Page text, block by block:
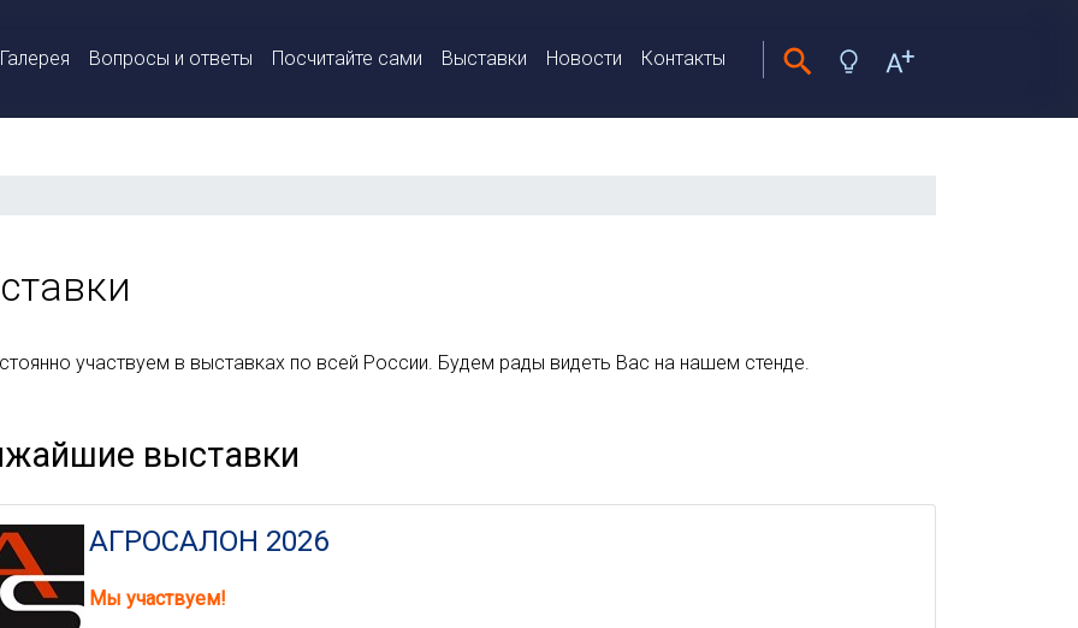
Галерея Вопросы и ответы Посчитайте сами Выставки Новости Контакты
участвуем в выставках по всей России. Будем рады видеть Вас на нашем стенде.
выставки
АГРОСАЛОН 2026
Мы участвуем!